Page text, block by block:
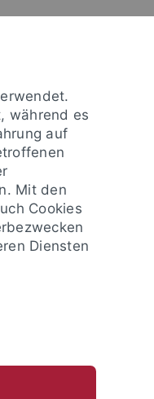
während es
auf
Mit den
Cookies
Diensten